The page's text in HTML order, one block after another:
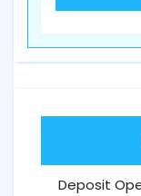
Deposit